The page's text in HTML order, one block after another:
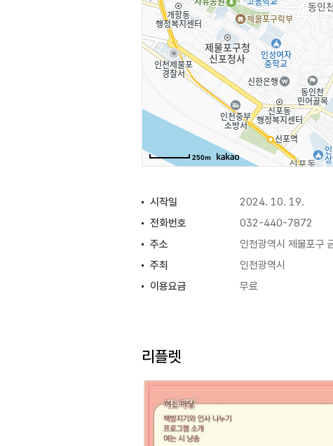
[출연]
강백수(음유시인), 강헌구(싱어송라이
박세희 트리오, 이연실 사진작가, 쏘피
250m
시작일 2024. 10. 19.
전화번호
032-440-7872
주소
인천광역시 제물포구
주최
인천광역시
이용요금
무료
리플렛